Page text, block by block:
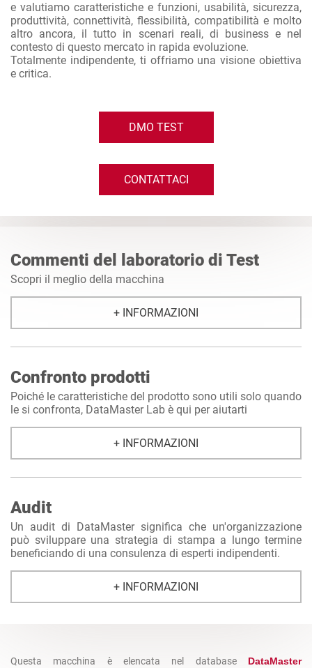
e valutiamo caratteristiche e funzioni, usabilità, sicurezza,
produttività, connettività, flessibilità, compatibilità e molto
altro ancora, il tutto in scenari reali, di business e nel
contesto di questo mercato in rapida evoluzione.
Totalmente indipendente, ti offriamo una visione obiettiva
e critica.
DMO TEST
CONTATTACI
Commenti del laboratorio di Test
Scopri il meglio della macchina
+ INFORMAZIONI
Confronto prodotti
Poiché le caratteristiche del prodotto sono utili solo quando
le si confronta, DataMaster Lab è qui per aiutarti
+ INFORMAZIONI
Audit
Un audit di DataMaster significa che un'organizzazione
può sviluppare una strategia di stampa a lungo termine
beneficiando di una consulenza di esperti indipendenti.
+ INFORMAZIONI
Questa macchina è elencata nel database DataMaster